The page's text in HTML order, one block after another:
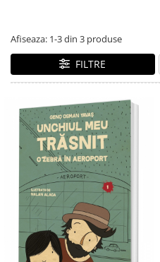
Colectia Pia Papadia
Colectia Micul Paianjen Firicel
Marea carte
Afiseaza: 1-3din 3 produse
FILTRE